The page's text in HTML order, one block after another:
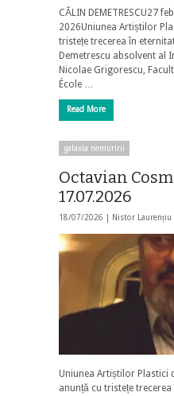
CĂLIN DEMETRESCU27
2026Uniunea Artiștilor
tristețe trecerea în
Demetrescu absolvent al
Nicolae Grigorescu,
École …
Read More
galaxia nemuririi
Octavian
17.07.2026
18/07/2026 | Nistor Laurențiu
Uniunea Artiștilor Plastici
anunță cu tristețe